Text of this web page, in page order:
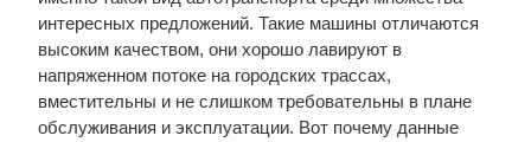
интересных предложений. Такие машины отличаются
высоким качеством, они хорошо лавируют в
напряженном потоке на городских трассах,
вместительны и не слишком требовательны в плане
обслуживания и эксплуатации. Вот почему данные